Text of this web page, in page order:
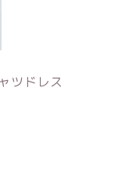
ツドレス